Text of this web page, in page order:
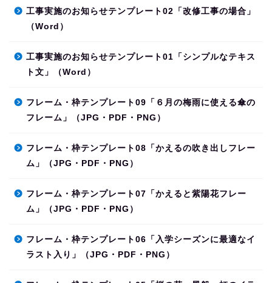
工事実施のお知らせテンプレート02「改修工事の場合」
（Word）
工事実施のお知らせテンプレート01「シンプルなテキス
ト文」（Word）
フレーム・枠テンプレート09「６月の梅雨に使える傘の
フレーム」（JPG・PDF・PNG）
フレーム・枠テンプレート08「かえるの吹き出しフレー
ム」（JPG・PDF・PNG）
フレーム・枠テンプレート07「かえると紫陽花フレー
ム」（JPG・PDF・PNG）
フレーム・枠テンプレート06「入学シーズンに最適なイ
ラスト入り」（JPG・PDF・PNG）